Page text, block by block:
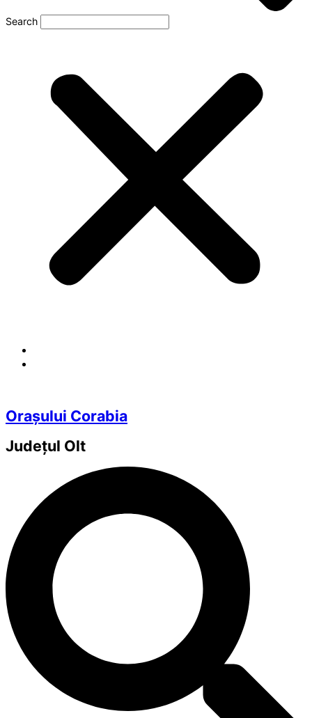
Search
Orașului Corabia
Județul Olt